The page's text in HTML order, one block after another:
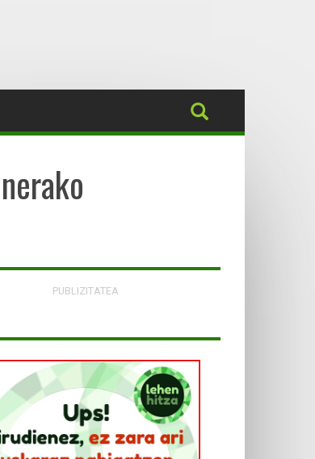
PUBLIZITATEA